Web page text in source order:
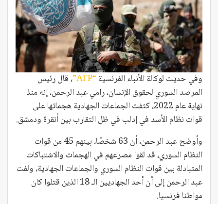
وفي حديث لوكالة الأنباء الفرنسية“AFP”
، قال رئيس
المرصد السوري لحقوق الإنسان، رامي عبد الرحمن، إنه منذ
نهاية عام 2022، كثفت الجماعات الجهادية هجماتها على
قوات نظام الأسد في إدلب في ظل التقارب بين أنقرة ودمشق.
وأوضح عبد الرحمن، أن 63 شخصًا، بينهم 45 من قوات
النظام السوري، قد لقوا مصرعهم في الهجمات والاشتباكات
المتبادلة بين قوات النظام السوري والجماعات الجهادية، ولفت
عبد الرحمن إلى أن أحد الجهاديين الـ 18 الذين قتلوا كان
مواطنا فرنسيا.